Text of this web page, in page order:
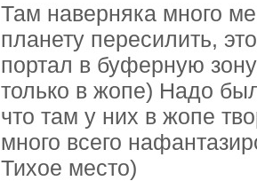
Там наверняка много
планету пересилить,
портал в буферную
только в жопе) Надо
что там у них в жопе
много всего
Тихое место)